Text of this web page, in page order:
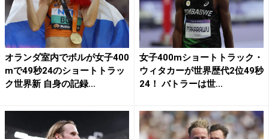
オランダ室内でボルが女子400
mで49秒24のショートトラッ
ク世界新 自身の記録...
女子400mショートトラック・
ウィタカーが世界歴代2位49秒
24！ バトラーは世...